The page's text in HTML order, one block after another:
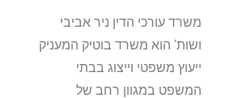
משרד עורכי הדין ניר אביבי
ושות' הוא משרד בוטיק המעניק
ייעוץ משפטי וייצוג בבתי
המשפט במגוון רחב של